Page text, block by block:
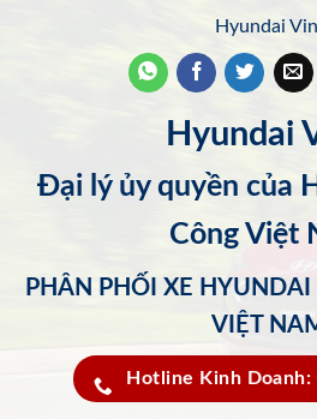
Hyundai
Hyundai
Đại lý ủy quyền của
Công Việt
PHÂN PHỐI XE HYUNDAI
VIỆT
Hotline Kinh Doanh: